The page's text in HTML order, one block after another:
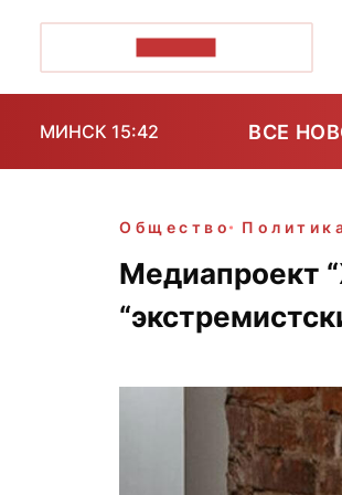
МИНСК 15:42 ВСЕ
Общество
Медиапроект